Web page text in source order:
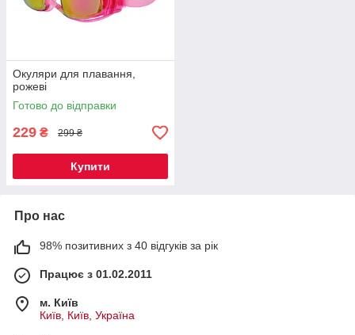
Окуляри для плавання,
рожеві
Готово до відправки
229 ₴ 299 ₴
Купити
Про нас
98% позитивних з 40 відгуків за рік
Працює з 01.02.2011
м. Київ
Київ, Київ, Україна